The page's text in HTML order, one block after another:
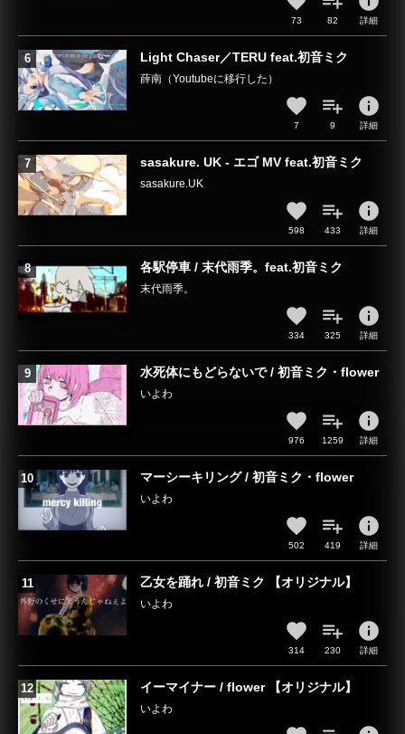
73 82 詳細
Light Chaser／TERU feat.初音ミク
薛南（Youtubeに移行した）
7 9
info
詳細
sasakure. UK - エゴ MV feat.初音ミク
sasakure.UK
598 433
info
詳細
各駅停車 / 末代雨季。feat.初音ミク
末代雨季。
334 325
info
詳細
水死体にもどらないで / 初音ミク・flower
いよわ
976 1259
info
詳細
マーシーキリング / 初音ミク・flower
いよわ
502 419
info
詳細
乙女を踊れ / 初音ミク 【オリジナル】
いよわ
314 230
info
詳細
イーマイナー / flower 【オリジナル】
いよわ